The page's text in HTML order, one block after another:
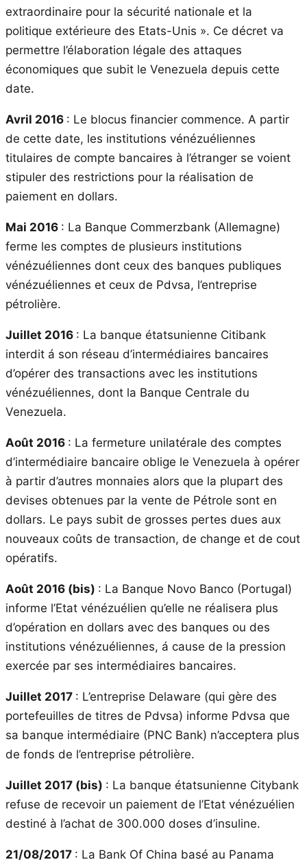
extraordinaire pour la sécurité nationale et la
politique extérieure des Etats-Unis ». Ce décret va
permettre l’élaboration légale des attaques
économiques que subit le Venezuela depuis cette
date.
Avril 2016 : Le blocus financier commence. A partir
de cette date, les institutions vénézuéliennes
titulaires de compte bancaires à l’étranger se voient
stipuler des restrictions pour la réalisation de
paiement en dollars.
Mai 2016 : La Banque Commerzbank (Allemagne)
ferme les comptes de plusieurs institutions
vénézuéliennes dont ceux des banques publiques
vénézuéliennes et ceux de Pdvsa, l’entreprise
pétrolière.
Juillet 2016 : La banque étatsunienne Citibank
interdit á son réseau d’intermédiaires bancaires
d’opérer des transactions avec les institutions
vénézuéliennes, dont la Banque Centrale du
Venezuela.
Août 2016 : La fermeture unilatérale des comptes
d’intermédiaire bancaire oblige le Venezuela à opérer
à partir d’autres monnaies alors que la plupart des
devises obtenues par la vente de Pétrole sont en
dollars. Le pays subit de grosses pertes dues aux
nouveaux coûts de transaction, de change et de cout
opératifs.
Août 2016 (bis) : La Banque Novo Banco (Portugal)
informe l’Etat vénézuélien qu’elle ne réalisera plus
d’opération en dollars avec des banques ou des
institutions vénézuéliennes, á cause de la pression
exercée par ses intermédiaires bancaires.
Juillet 2017 : L’entreprise Delaware (qui gère des
portefeuilles de titres de Pdvsa) informe Pdvsa que
sa banque intermédiaire (PNC Bank) n’acceptera plus
de fonds de l’entreprise pétrolière.
Juillet 2017 (bis) : La banque étatsunienne Citybank
refuse de recevoir un paiement de l’Etat vénézuélien
destiné à l’achat de 300.000 doses d’insuline.
21/08/2017 : La Bank Of China basé au Panama